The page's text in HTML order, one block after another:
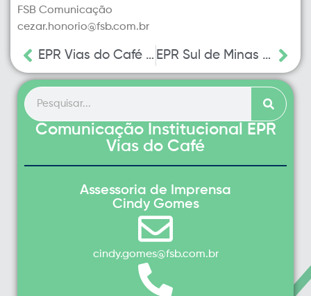
Comunicação Institucional EPR
Vias do Café
Assessoria de Imprensa
Cindy Gomes
cindy.gomes@fsb.com.br
FSB Comunicação
cezar.honorio@fsb.com.br
EPR Vias do Café investe mais de R$ 350 milhões no primeiro ano de concessão EPR Sul de Minas e EPR Vias do Café terão operação especial para o feriado de 15 de novembro